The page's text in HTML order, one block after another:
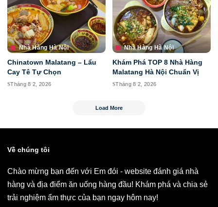
Nhà Hàng Hà Nội
Chinatown Malatang – Lẩu
Cay Tê Tự Chọn
Tháng 8 2, 2026
Nhà Hàng Hà Nội
Khám Phá TOP 8 Nhà Hàng
Malatang Hà Nội Chuẩn Vị
Tháng 8 2, 2026
Load More
Về chúng tôi
Chào mừng bạn đến với Em đói - website đánh giá nhà
hàng và địa điểm ăn uống hàng đầu! Khám phá và chia sẻ
trải nghiệm ẩm thực của bạn ngay hôm nay!